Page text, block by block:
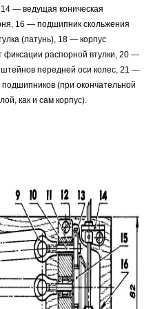
— ведущая коническая
16 — подшипник скольжения
(латунь), 18 — корпус
распорной втулки, 20 —
передней оси колес, 21 —
(при окончательной
как и сам корпус).